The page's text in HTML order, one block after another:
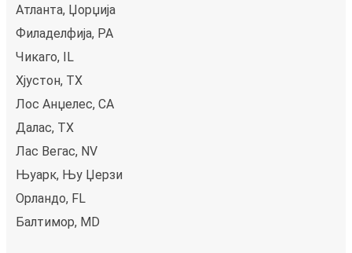
Атланта, Џорџија
Филаделфија, PA
Чикаго, IL
Хјустон, TX
Лос Анџелес, CA
Далас, TX
Лас Вегас, NV
Њуарк, Њу Џерзи
Орландо, FL
Балтимор, MD